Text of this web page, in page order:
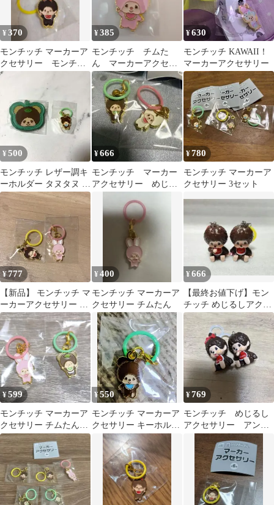
¥370
モンチッチ マーカーア
クセサリー モンチッ
チちゃん
¥385
モンチッチ チムた
ん マーカーアクセサ
リー めじるしアクセ
サリー
¥630
モンチッチ KAWAII！
マーカーアクセサリー
¥500
モンチッチ レザー調キ
ーホルダー タヌタヌ マ
ーカーアクセサリー ク
マ 2点
¥666
モンチッチ マーカー
アクセサリー めじる
¥780
モンチッチ マーカーア
クセサリー 3セット
¥777
【新品】 モンチッチ マ
ーカーアクセサリー モ
ンチッチちゃん チムた
ん セット
¥400
モンチッチ マーカーア
クセサリー チムたん
¥666
【最終お値下げ】モン
チッチ めじるしアクセ
サリー
¥599
モンチッチ マーカーア
クセサリー チムたん＆
タヌタヌ
¥550
モンチッチ マーカーア
クセサリー キーホルダ
ー【クマ】
¥769
モンチッチ めじるし
アクセサリー アンブ